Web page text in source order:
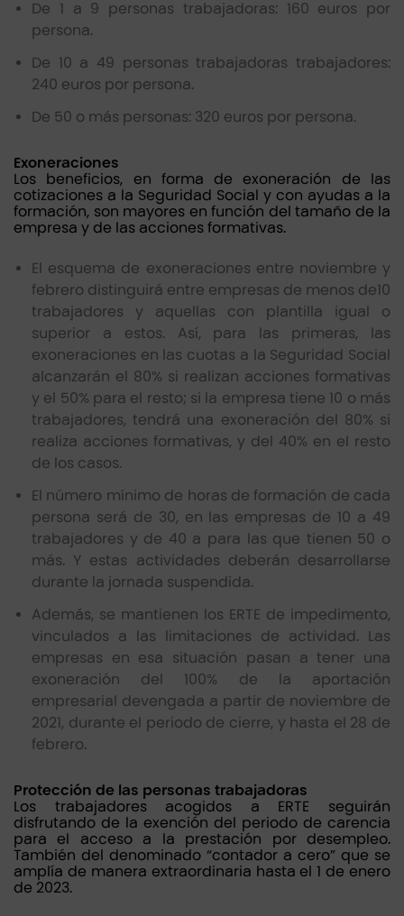
De 1 a 9 personas trabajadoras: 160 euros por
persona.
De 10 a 49 personas trabajadoras trabajadores:
240 euros por persona.
De 50 o más personas: 320 euros por persona.
Exoneraciones
Los beneficios, en forma de exoneración de las
cotizaciones a la Seguridad Social y con ayudas a la
formación, son mayores en función del tamaño de la
empresa y de las acciones formativas.
El esquema de exoneraciones entre noviembre y
febrero distinguirá entre empresas de menos de10
trabajadores y aquellas con plantilla igual o
superior a estos. Así, para las primeras, las
exoneraciones en las cuotas a la Seguridad Social
alcanzarán el 80% si realizan acciones formativas
y el 50% para el resto; si la empresa tiene 10 o más
trabajadores, tendrá una exoneración del 80% si
realiza acciones formativas, y del 40% en el resto
de los casos.
El número mínimo de horas de formación de cada
persona será de 30, en las empresas de 10 a 49
trabajadores y de 40 a para las que tienen 50 o
más. Y estas actividades deberán desarrollarse
durante la jornada suspendida.
Además, se mantienen los ERTE de impedimento,
vinculados a las limitaciones de actividad. Las
empresas en esa situación pasan a tener una
exoneración del 100% de la aportación
empresarial devengada a partir de noviembre de
2021, durante el periodo de cierre, y hasta el 28 de
febrero.
Protección de las personas trabajadoras
Los trabajadores acogidos a ERTE seguirán
disfrutando de la exención del periodo de carencia
para el acceso a la prestación por desempleo.
También del denominado “contador a cero” que se
amplía de manera extraordinaria hasta el 1 de enero
de 2023.